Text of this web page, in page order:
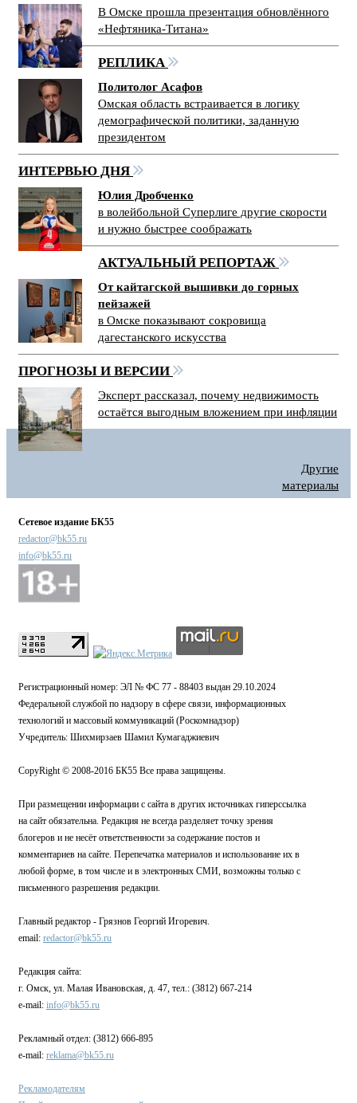
В Омске прошла презентация обновлённого
«Нефтяника-Титана»
РЕПЛИКА
Политолог Асафов
Омская область встраивается в логику
демографической политики, заданную
президентом
ИНТЕРВЬЮ ДНЯ
Юлия Дробченко
в волейбольной Суперлиге другие скорости
и нужно быстрее соображать
АКТУАЛЬНЫЙ РЕПОРТАЖ
От кайтагской вышивки до горных
пейзажей
в Омске показывают сокровища
дагестанского искусства
ПРОГНОЗЫ И ВЕРСИИ
Эксперт рассказал, почему недвижимость
остаётся выгодным вложением при инфляции
Другие
материалы
Сетевое издание БК55
redactor@bk55.ru
info@bk55.ru
Регистрационный номер: ЭЛ № ФС 77 - 88403 выдан 29.10.2024
Федеральной службой по надзору в сфере связи, информационных
технологий и массовый коммуникаций (Роскомнадзор)
Учредитель: Шихмирзаев Шамил Кумагаджиевич
CopyRight © 2008-2016 БК55 Все права защищены.
При размещении информации с сайта в других источниках гиперссылка
на сайт обязательна. Редакция не всегда разделяет точку зрения
блогеров и не несёт ответственности за содержание постов и
комментариев на сайте. Перепечатка материалов и использование их в
любой форме, в том числе и в электронных СМИ, возможны только с
письменного разрешения редакции.
Главный редактор - Грязнов Георгий Игоревич.
email: redactor@bk55.ru
Редакция сайта:
г. Омск, ул. Малая Ивановская, д. 47, тел.: (3812) 667-214
e-mail: info@bk55.ru
Рекламный отдел: (3812) 666-895
e-mail: reklama@bk55.ru
Рекламодателям